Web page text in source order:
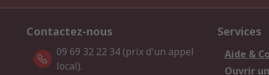
Contactez-nous
09 69 32 22 34 (prix d'un appel
local).
Services
Aide &
Ouvrir